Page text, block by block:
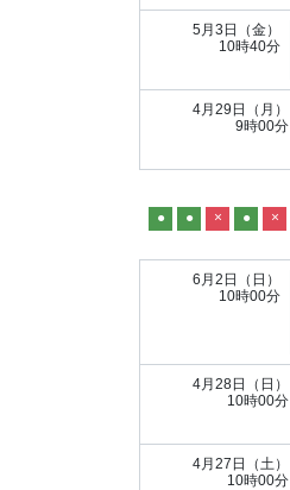
5月3日（金）
10時40分
4月29日（月）
9時00分
● ● × ● ×
6月2日（日）
10時00分
4月28日（日）
10時00分
4月27日（土）
10時00分